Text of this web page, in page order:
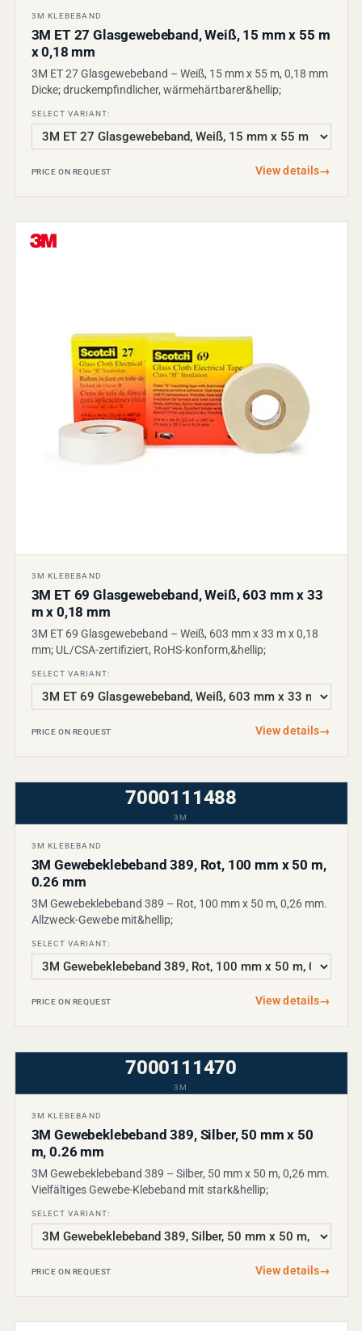
3M KLEBEBAND
3M ET 27 Glasgewebeband, Weiß, 15 mm x 55 m
x 0,18 mm
3M ET 27 Glasgewebeband – Weiß, 15 mm x 55 m, 0,18 mm
Dicke; druckempfindlicher, wärmehärtbarer&hellip;
SELECT VARIANT:
PRICE ON REQUEST View details→
3M KLEBEBAND
3M ET 69 Glasgewebeband, Weiß, 603 mm x 33
m x 0,18 mm
3M ET 69 Glasgewebeband – Weiß, 603 mm x 33 m x 0,18
mm; UL/CSA-zertifiziert, RoHS-konform,&hellip;
SELECT VARIANT:
PRICE ON REQUEST View details→
7000111488
3M
3M KLEBEBAND
3M Gewebeklebeband 389, Rot, 100 mm x 50 m,
0.26 mm
3M Gewebeklebeband 389 – Rot, 100 mm x 50 m, 0,26 mm.
Allzweck-Gewebe mit&hellip;
SELECT VARIANT:
PRICE ON REQUEST View details→
7000111470
3M
3M KLEBEBAND
3M Gewebeklebeband 389, Silber, 50 mm x 50
m, 0.26 mm
3M Gewebeklebeband 389 – Silber, 50 mm x 50 m, 0,26 mm.
Vielfältiges Gewebe-Klebeband mit stark&hellip;
SELECT VARIANT:
PRICE ON REQUEST View details→